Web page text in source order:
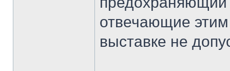
отвечающие
выставке не